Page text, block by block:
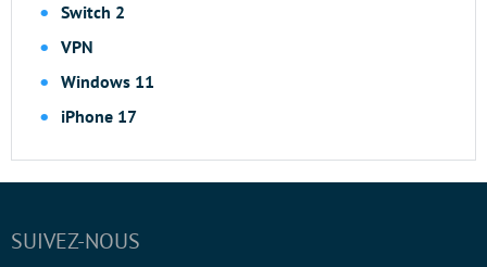
Switch 2
VPN
Windows 11
iPhone 17
SUIVEZ-NOUS